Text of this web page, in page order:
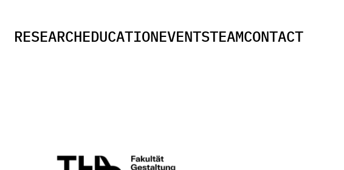
RESEARCHEDUCATIONEVENTSTEAMCONTACT